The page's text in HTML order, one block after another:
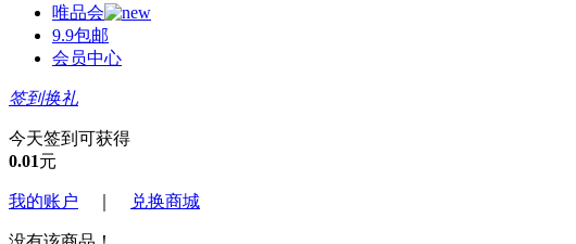
唯品会
9.9包邮
会员中心
签到换礼
今天签到可获得
0.01元
我的账户 兑换商城